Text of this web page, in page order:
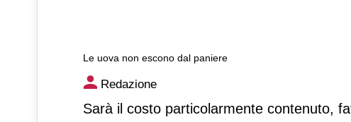
Le uova non escono dal paniere
Le uova non escono dal paniere
Redazione
Sarà il costo particolarmente contenuto,